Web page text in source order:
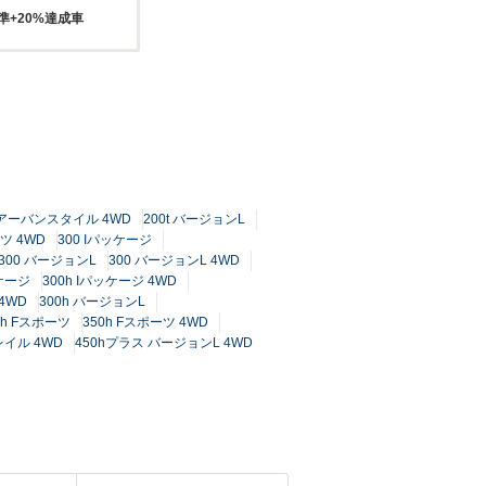
+20%達成車
ーバンスタイル 4WD
200t バージョンL
4WD
300 Iパッケージ
バージョンL
300 バージョンL 4WD
ージ
300h Iパッケージ 4WD
300h バージョンL
Fスポーツ
350h Fスポーツ 4WD
ル 4WD
450hプラス バージョンL 4WD